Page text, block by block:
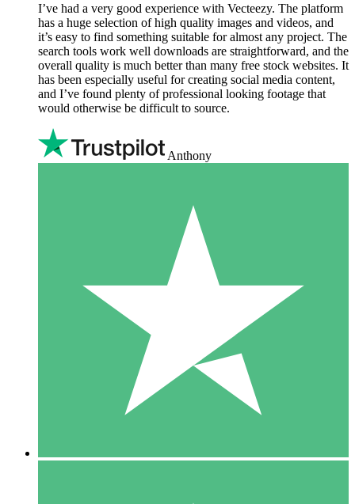
I’ve had a very good experience with Vecteezy. The platform
has a huge selection of high quality images and videos, and
it’s easy to find something suitable for almost any project. The
search tools work well downloads are straightforward, and the
overall quality is much better than many free stock websites. It
has been especially useful for creating social media content,
and I’ve found plenty of professional looking footage that
would otherwise be difficult to source.
Anthony